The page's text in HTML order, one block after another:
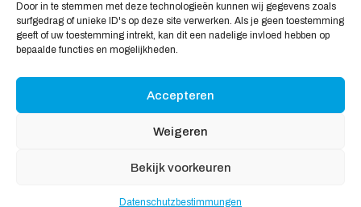
Door in te stemmen met deze technologieën kunnen wij gegevens zoals
surfgedrag of unieke ID's op deze site verwerken. Als je geen toestemming
geeft of uw toestemming intrekt, kan dit een nadelige invloed hebben op
bepaalde functies en mogelijkheden.
Accepteren
Weigeren
Bekijk voorkeuren
Datenschutzbestimmungen
Lieferung & Rücksendungen
Datenschutzbestimmungen